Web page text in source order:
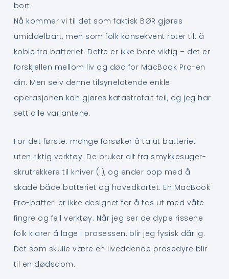
bort
Nå kommer vi til det som faktisk BØR gjøres
umiddelbart, men som folk konsekvent roter til: å
koble fra batteriet. Dette er ikke bare viktig – det er
forskjellen mellom liv og død for MacBook Pro-en
din. Men selv denne tilsynelatende enkle
operasjonen kan gjøres katastrofalt feil, og jeg har
sett alle variantene.
For det første: mange forsøker å ta ut batteriet
uten riktig verktøy. De bruker alt fra smykkesuger-
skrutrekkere til kniver (!), og ender opp med å
skade både batteriet og hovedkortet. En MacBook
Pro-batteri er ikke designet for å tas ut med våte
fingre og feil verktøy. Når jeg ser de dype rissene
folk klarer å lage i prosessen, blir jeg fysisk dårlig.
Det som skulle være en liveddende prosedyre blir
til en dødsdom.